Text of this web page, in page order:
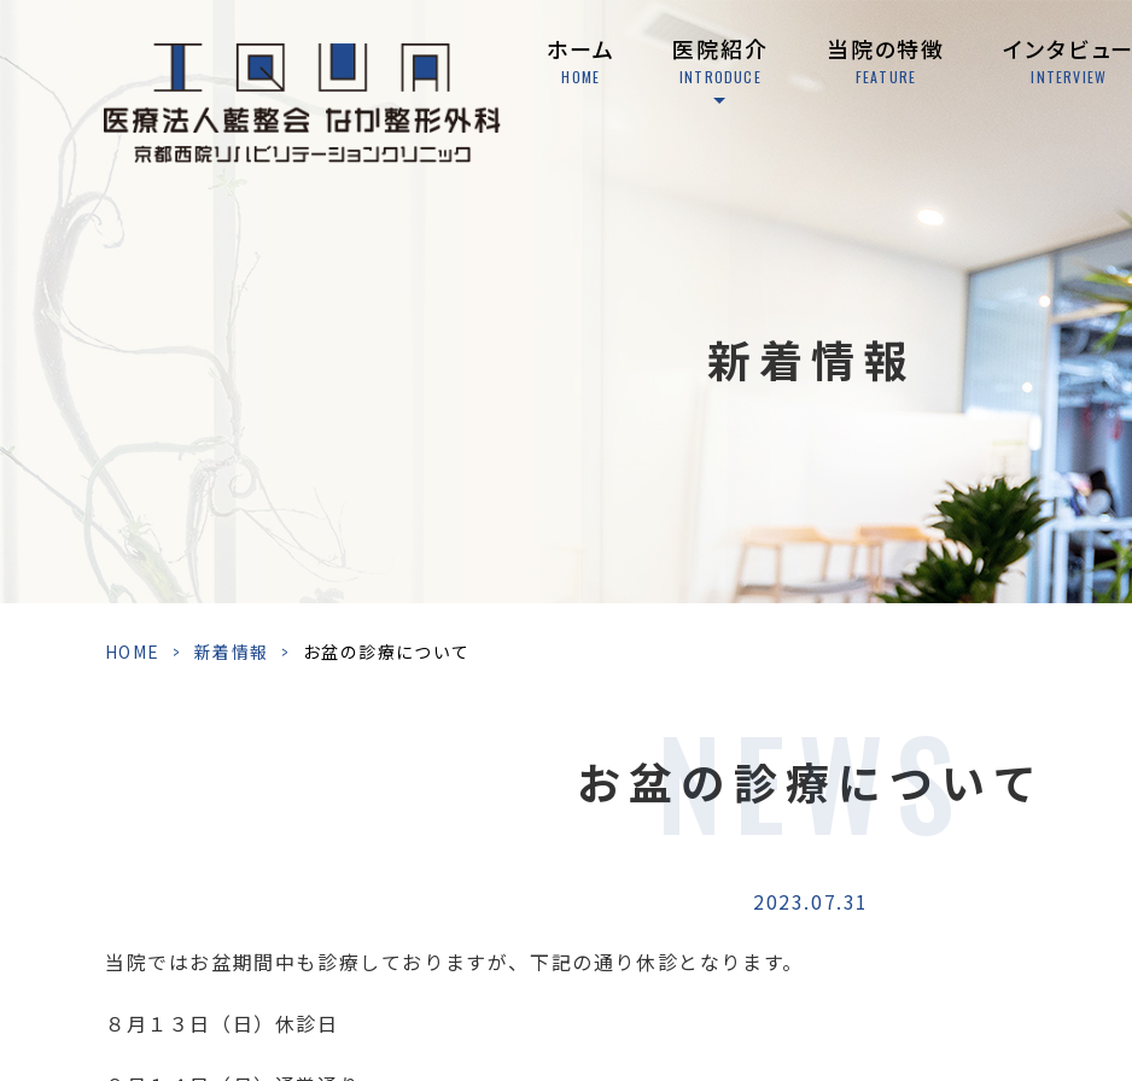
ホーム
HOME
医院紹介
INTRODUCE
当院の特徴
FEATURE
インタビュー
INTERVIEW
新着情報
HOME > 新着情報 > お盆の診療について
お盆の診療について
NEWS
2023.07.31
当院ではお盆期間中も診療しておりますが、下記の通り休診となります。
８月１３日（日）休診日